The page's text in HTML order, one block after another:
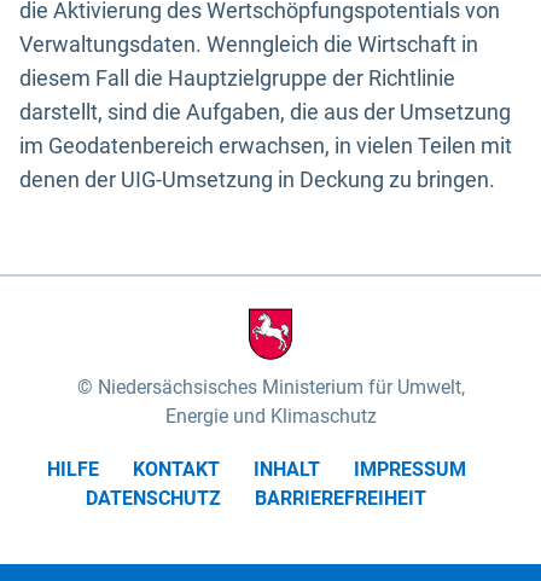
die Aktivierung des Wertschöpfungspotentials von
Verwaltungsdaten. Wenngleich die Wirtschaft in
diesem Fall die Hauptzielgruppe der Richtlinie
darstellt, sind die Aufgaben, die aus der Umsetzung
im Geodatenbereich erwachsen, in vielen Teilen mit
denen der UIG-Umsetzung in Deckung zu bringen.
Niedersächsisches Ministerium für Umwelt,
Energie und Klimaschutz
HILFE KONTAKT INHALT
IMPRESSUM
DATENSCHUTZ
BARRIEREFREIHEIT